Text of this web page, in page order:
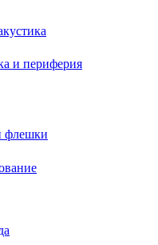
и периферия
флешки